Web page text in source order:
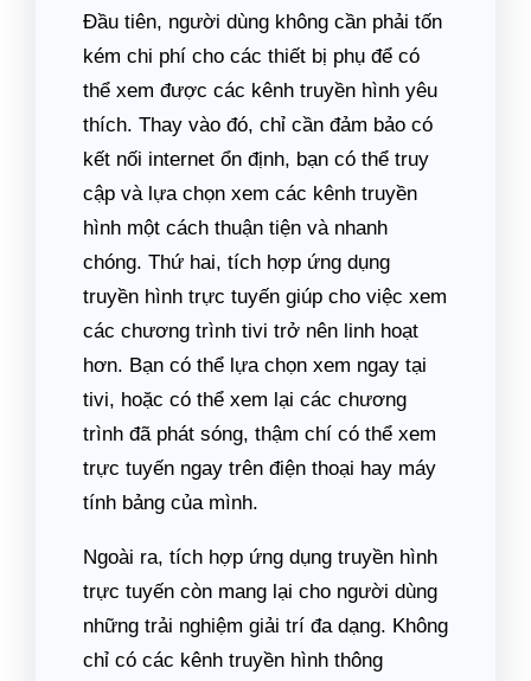
Đầu tiên, người dùng không cần phải tốn
kém chi phí cho các thiết bị phụ để có
thể xem được các kênh truyền hình yêu
thích. Thay vào đó, chỉ cần đảm bảo có
kết nối internet ổn định, bạn có thể truy
cập và lựa chọn xem các kênh truyền
hình một cách thuận tiện và nhanh
chóng. Thứ hai, tích hợp ứng dụng
truyền hình trực tuyến giúp cho việc xem
các chương trình tivi trở nên linh hoạt
hơn. Bạn có thể lựa chọn xem ngay tại
tivi, hoặc có thể xem lại các chương
trình đã phát sóng, thậm chí có thể xem
trực tuyến ngay trên điện thoại hay máy
tính bảng của mình.
Ngoài ra, tích hợp ứng dụng truyền hình
trực tuyến còn mang lại cho người dùng
những trải nghiệm giải trí đa dạng. Không
chỉ có các kênh truyền hình thông